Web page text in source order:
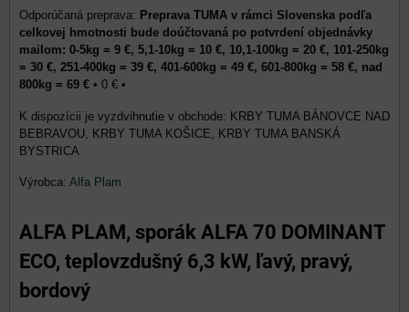
Preprava TUMA v rámci Slovenska podľa
celkovej hmotnosti bude doúčtovaná po potvrdení objednávky
mailom: 0-5kg = 9 €, 5,1-10kg = 10 €, 10,1-100kg = 20 €, 101-250kg
= 30 €, 251-400kg = 39 €, 401-600kg = 49 €, 601-800kg = 58 €, nad
800kg = 69 € • 0 € •
KRBY TUMA BÁNOVCE NAD
BEBRAVOU, KRBY TUMA KOŠICE, KRBY TUMA BANSKÁ
BYSTRICA
Výrobca: Alfa Plam
ALFA PLAM, sporák ALFA 70 DOMINANT
ECO, teplovzdušný 6,3 kW, ľavý, pravý,
bordový